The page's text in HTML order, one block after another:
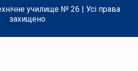
училище № 26 | Усі права
захищено